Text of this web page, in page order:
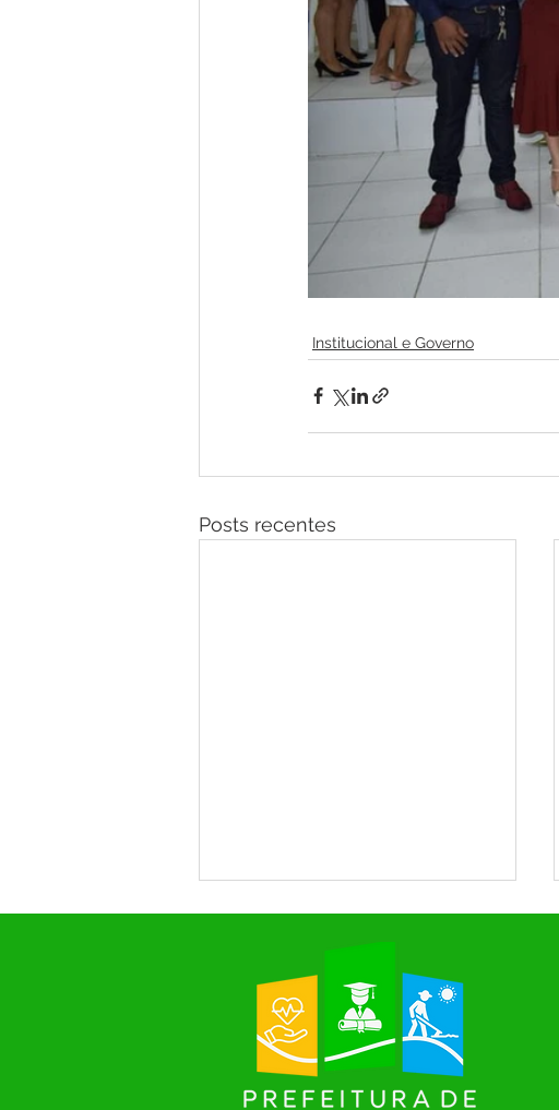
Institucional e Governo
Posts recentes
Prefeitura de Rodrigues Alves